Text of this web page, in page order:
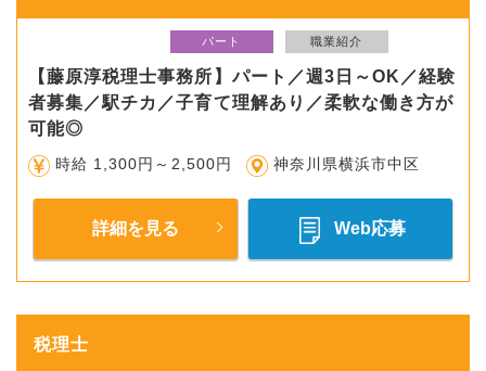
パート 職業紹介
【藤原淳税理士事務所】パート／週3日～OK／経験
者募集／駅チカ／子育て理解あり／柔軟な働き方が
可能◎
時給 1,300円～2,500円 神奈川県横浜市中区
詳細を見る Web応募
税理士